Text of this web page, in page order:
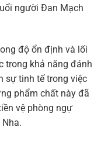
người Đan Mạch
độ ổn định và lối
trong khả năng đánh
sự tinh tế trong việc
phẩm chất này đã
vệ phòng ngự